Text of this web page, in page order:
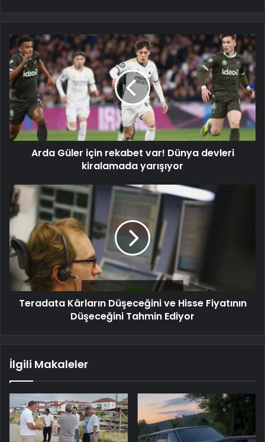
Arda Güler için rekabet var! Dünya devleri
kiralamada yarışıyor
Teradata Kârların Düşeceğini ve Hisse Fiyatının
Düşeceğini Tahmin Ediyor
İlgili Makaleler